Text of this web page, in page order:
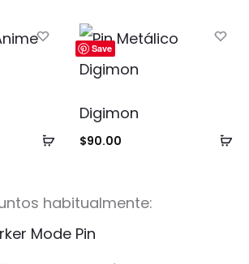
carrito
Añadir
Save
Digimon
$90.00
habitualmente:
Mode Pin